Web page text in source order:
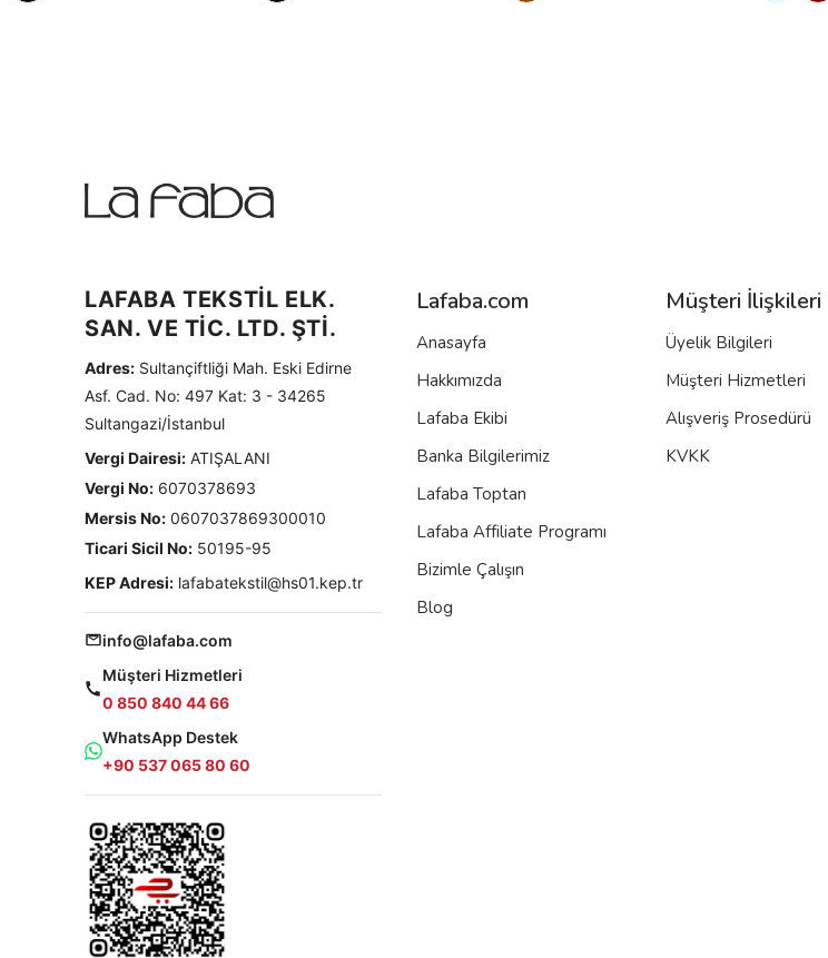
Lafaba.com
Anasayfa
Hakkımızda
Lafaba Ekibi
Banka Bilgilerimiz
Lafaba Toptan
Lafaba Affiliate Programı
Bizimle Çalışın
Blog
Müşteri İlişkileri
Üyelik Bilgileri
Müşteri Hizmetleri
Alışveriş Prosedürü
KVKK
LAFABA TEKSTİL ELK.
SAN. VE TİC. LTD. ŞTİ.
Adres: Sultançiftliği Mah. Eski Edirne
Asf. Cad. No: 497 Kat: 3 - 34265
Sultangazi/İstanbul
Vergi Dairesi: ATIŞALANI
Vergi No: 6070378693
Mersis No: 0607037869300010
Ticari Sicil No: 50195-95
KEP Adresi: lafabatekstil@hs01.kep.tr
info@lafaba.com
Müşteri Hizmetleri
0 850 840 44 66
WhatsApp Destek
+90 537 065 80 60